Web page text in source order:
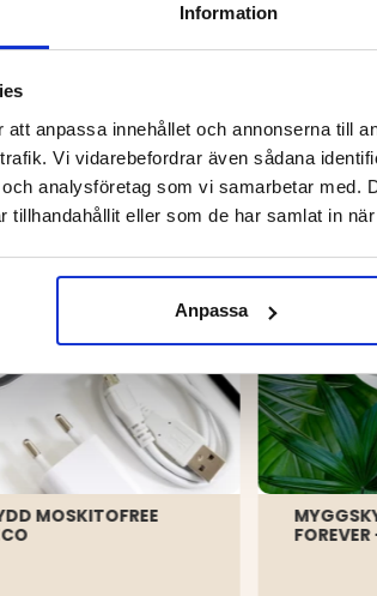
Information
anpassa innehållet och annonserna till
Vi vidarebefordrar även sådana
analysföretag som vi samarbetar med.
tillhandahållit eller som de har samlat in
Anpassa
KANSKE OCKSÅ ÄR
MOSKITOFREE